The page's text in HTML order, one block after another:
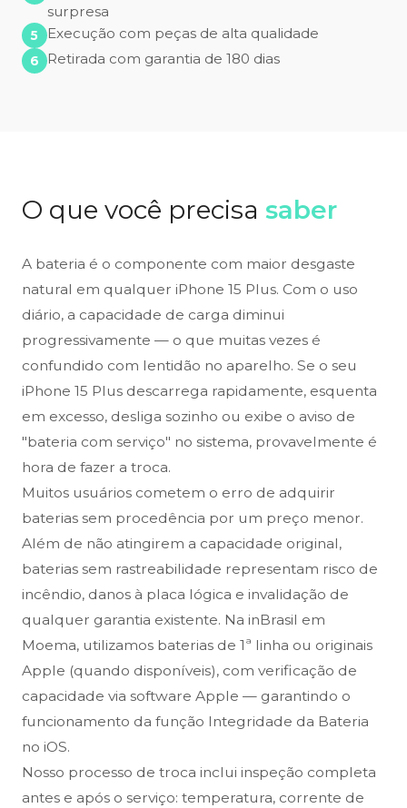
surpresa
Execução com peças de alta qualidade
Retirada com garantia de 180 dias
O que você precisa saber
A bateria é o componente com maior desgaste
natural em qualquer iPhone 15 Plus. Com o uso
diário, a capacidade de carga diminui
progressivamente — o que muitas vezes é
confundido com lentidão no aparelho. Se o seu
iPhone 15 Plus descarrega rapidamente, esquenta
em excesso, desliga sozinho ou exibe o aviso de
"bateria com serviço" no sistema, provavelmente é
hora de fazer a troca.
Muitos usuários cometem o erro de adquirir
baterias sem procedência por um preço menor.
Além de não atingirem a capacidade original,
baterias sem rastreabilidade representam risco de
incêndio, danos à placa lógica e invalidação de
qualquer garantia existente. Na inBrasil em
Moema, utilizamos baterias de 1ª linha ou originais
Apple (quando disponíveis), com verificação de
capacidade via software Apple — garantindo o
funcionamento da função Integridade da Bateria
no iOS.
Nosso processo de troca inclui inspeção completa
antes e após o serviço: temperatura, corrente de